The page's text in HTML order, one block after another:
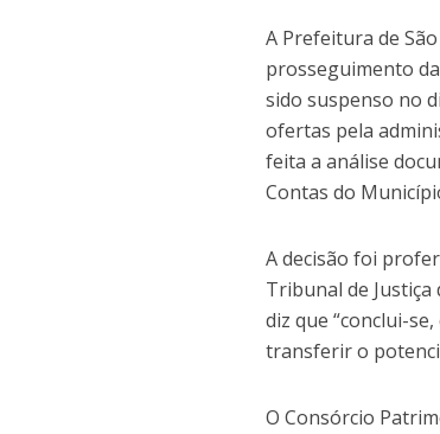
A Prefeitura de
prosseguimento
sido suspenso no
ofertas pela
feita a análise
Contas do
A decisão foi
Tribunal de Justiça
diz que “conclui-
transferir o
O Consórcio